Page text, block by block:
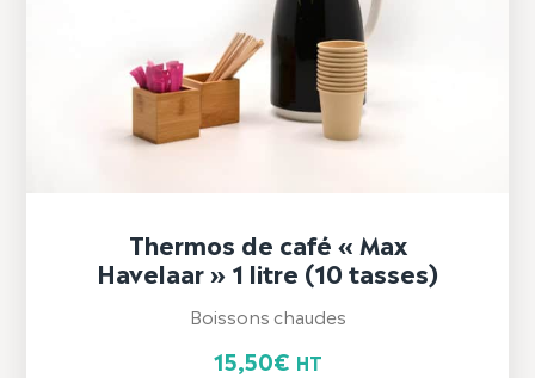
Thermos de café « Max
Havelaar » 1 litre (10 tasses)
Boissons chaudes
15,50€ HT